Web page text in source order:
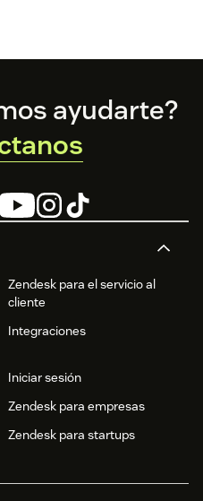
Zendesk para el servicio al
cliente
Integraciones
Iniciar sesión
Zendesk para empresas
Zendesk para startups
ayudarte?